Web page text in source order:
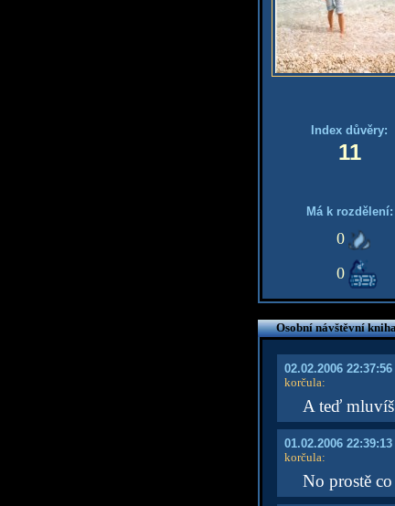
Index důvěry:
11
Má k rozdělení:
0
0
Osobní návštěvní
02.02.2006 22:37:56
korčula:
A teď
01.02.2006 22:39:13
korčula:
No prostě